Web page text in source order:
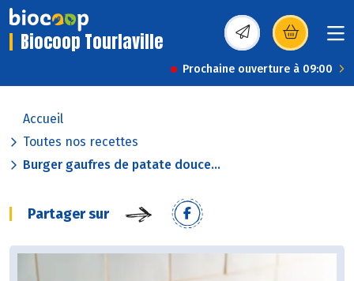
Biocoop Tourlaville (s’ouvre dans une
Prochaine ouverture à 09:00
Accueil
Toutes nos recettes
Burger gaufres de patate douce...
Partager sur